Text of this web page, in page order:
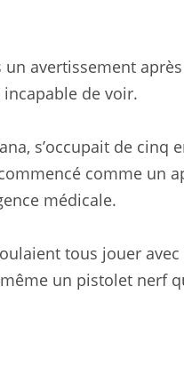
un avertissement
de voir.
s’occupait de cinq
comme un
médicale.
tous jouer
même un pistolet nerf